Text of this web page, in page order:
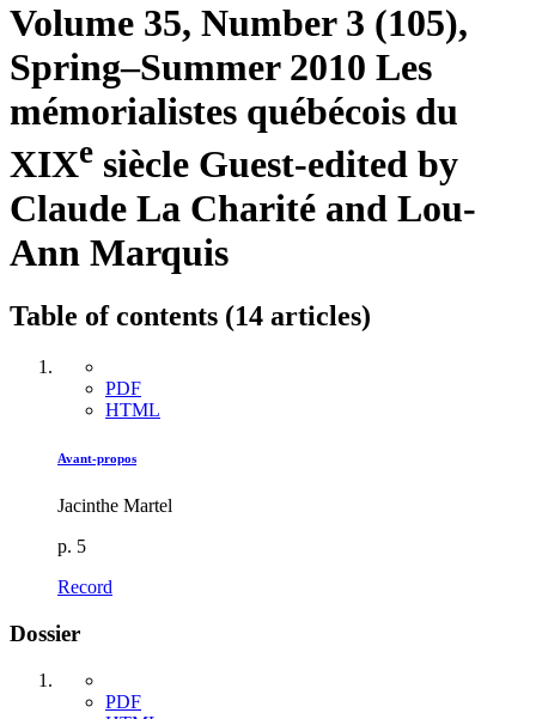
Volume 35, Number 3 (105),
Spring–Summer 2010 Les
mémorialistes québécois du
XIXe siècle Guest-edited by
Claude La Charité and Lou-
Ann Marquis
Table of contents (14 articles)
PDF
HTML
Avant-propos
Jacinthe Martel
p. 5
Record
Dossier
PDF